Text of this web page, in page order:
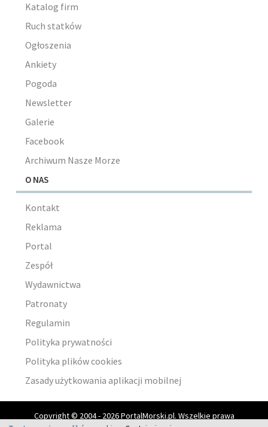
Katalog firm
Ruch statków
Ogłoszenia
Ankiety
Pogoda
Newsletter
Galerie
Facebook
Archiwum Nasze Morze
O NAS
Kontakt
Reklama
Portal
Zespół
Wydawnictwa
Patronaty
Regulamin
Polityka prywatności
Polityka plików cookies
Zasady użytkowania aplikacji mobilnej
Copyright © 2004 - 2026 PortalMorski.pl. Wszelkie prawa